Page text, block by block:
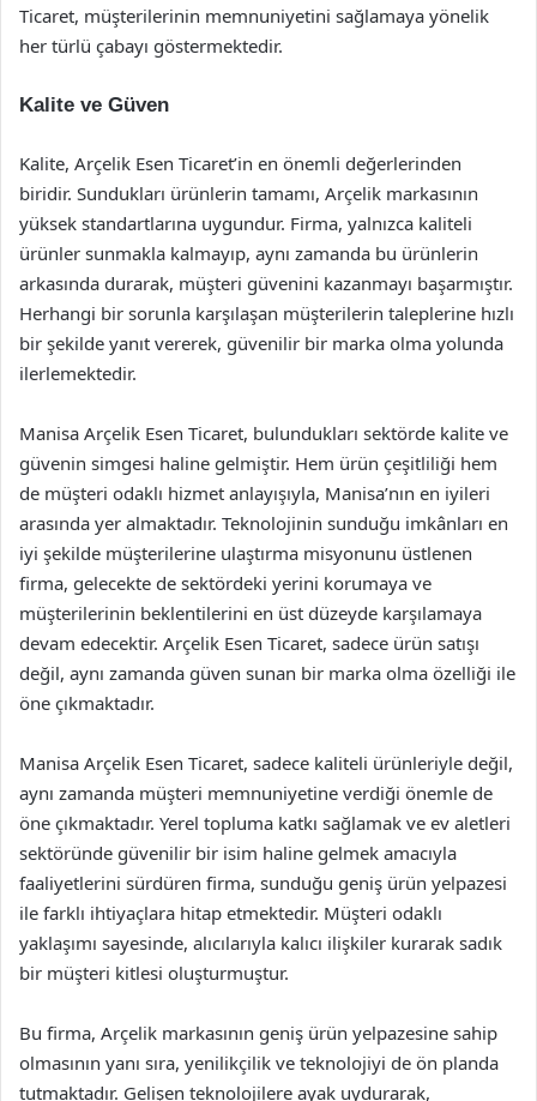
Ticaret, müşterilerinin memnuniyetini sağlamaya yönelik
her türlü çabayı göstermektedir.
Kalite ve Güven
Kalite, Arçelik Esen Ticaret’in en önemli değerlerinden
biridir. Sundukları ürünlerin tamamı, Arçelik markasının
yüksek standartlarına uygundur. Firma, yalnızca kaliteli
ürünler sunmakla kalmayıp, aynı zamanda bu ürünlerin
arkasında durarak, müşteri güvenini kazanmayı başarmıştır.
Herhangi bir sorunla karşılaşan müşterilerin taleplerine hızlı
bir şekilde yanıt vererek, güvenilir bir marka olma yolunda
ilerlemektedir.
Manisa Arçelik Esen Ticaret, bulundukları sektörde kalite ve
güvenin simgesi haline gelmiştir. Hem ürün çeşitliliği hem
de müşteri odaklı hizmet anlayışıyla, Manisa’nın en iyileri
arasında yer almaktadır. Teknolojinin sunduğu imkânları en
iyi şekilde müşterilerine ulaştırma misyonunu üstlenen
firma, gelecekte de sektördeki yerini korumaya ve
müşterilerinin beklentilerini en üst düzeyde karşılamaya
devam edecektir. Arçelik Esen Ticaret, sadece ürün satışı
değil, aynı zamanda güven sunan bir marka olma özelliği ile
öne çıkmaktadır.
Manisa Arçelik Esen Ticaret, sadece kaliteli ürünleriyle değil,
aynı zamanda müşteri memnuniyetine verdiği önemle de
öne çıkmaktadır. Yerel topluma katkı sağlamak ve ev aletleri
sektöründe güvenilir bir isim haline gelmek amacıyla
faaliyetlerini sürdüren firma, sunduğu geniş ürün yelpazesi
ile farklı ihtiyaçlara hitap etmektedir. Müşteri odaklı
yaklaşımı sayesinde, alıcılarıyla kalıcı ilişkiler kurarak sadık
bir müşteri kitlesi oluşturmuştur.
Bu firma, Arçelik markasının geniş ürün yelpazesine sahip
olmasının yanı sıra, yenilikçilik ve teknolojiyi de ön planda
tutmaktadır. Gelişen teknolojilere ayak uydurarak,